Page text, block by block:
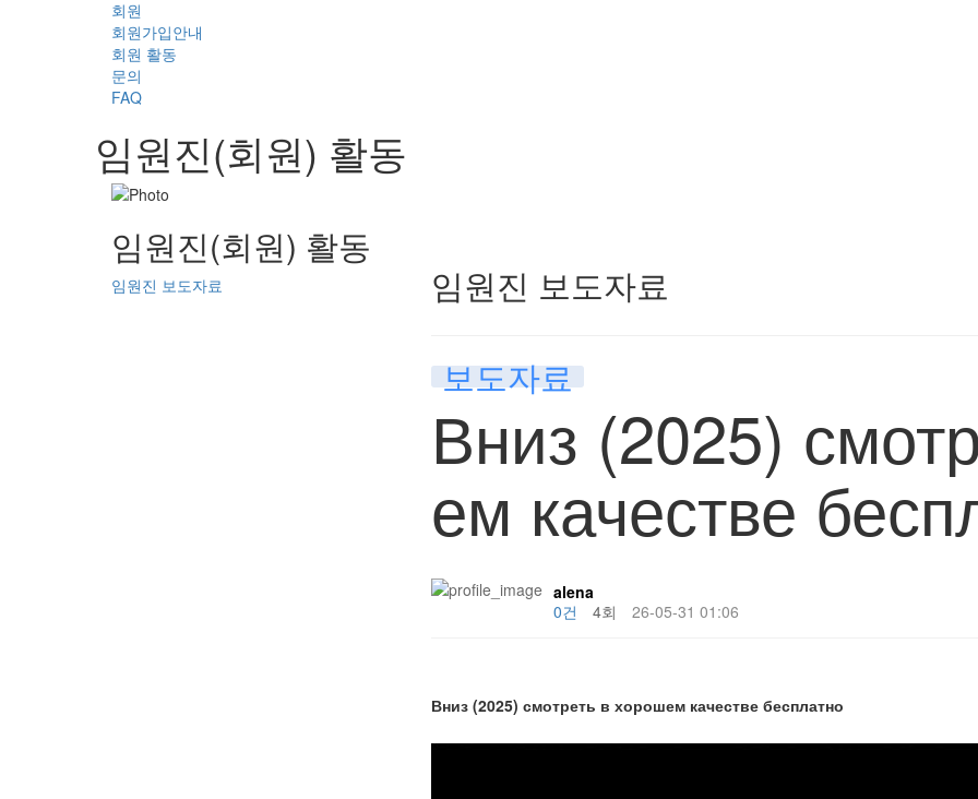
회원
회원가입안내
회원 활동
문의
FAQ
임원진(회원) 활동
임원진(회원) 활동
임원진 보도자료
임원진 보도자료
보도자료
Вниз (2025)
ем качестве
alena
0건
4회 26-05-31 01:06
Вниз (2025) смотреть в хорошем качестве бесплатно